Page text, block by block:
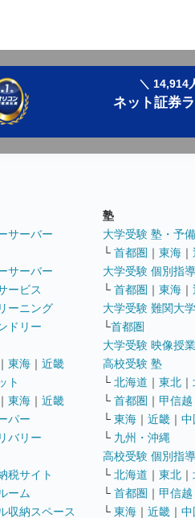
＼ 14,914
ネット証券
サーバー
サーバー
ービス
ーニング
ドリー
｜ 東海 ｜ 近畿
ト
｜ 東海 ｜ 近畿
パー
バリー
税サイト
ーム
収納スペース
塾
大学受験 塾・予
└ 首都圏 ｜ 東海 ｜
大学受験 個別指
└ 首都圏 ｜ 東海 ｜
大学受験 難関大
└首都圏
大学受験 映像授業
高校受験 塾
└ 北海道 ｜ 東北 ｜
└ 首都圏 ｜ 甲信
└ 東海 ｜ 近畿 ｜ 中
└ 九州・沖縄
高校受験 個別指
└ 北海道 ｜ 東北 ｜
└ 首都圏 ｜ 甲信
└ 東海 ｜ 近畿 ｜ 中